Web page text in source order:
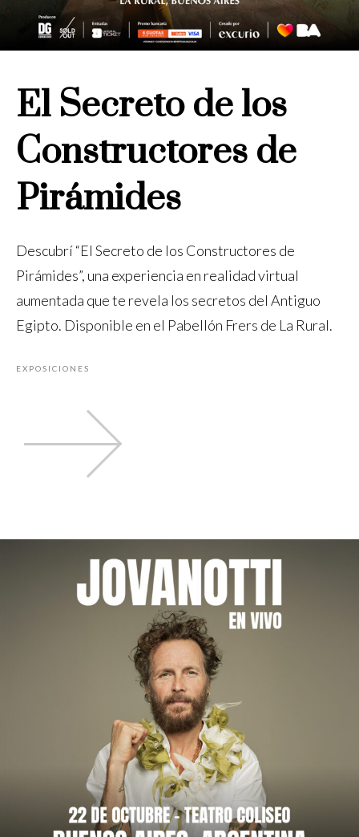
El Secreto de los
Constructores de
Pirámides
Descubrí “El Secreto de los Constructores de
Pirámides”, una experiencia en realidad virtual
aumentada que te revela los secretos del Antiguo
Egipto. Disponible en el Pabellón Frers de La Rural.
EXPOSICIONES